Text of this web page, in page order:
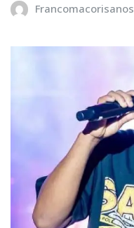
Francomacorisanos